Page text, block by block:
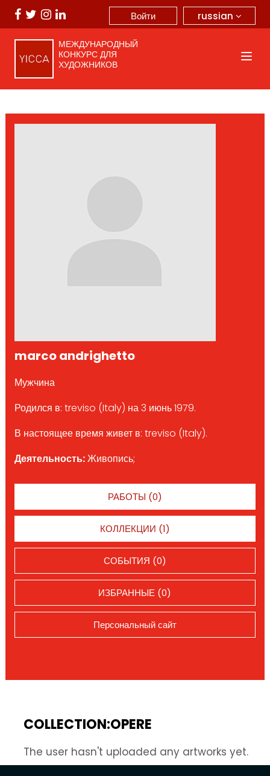
russian
Войти
МЕЖДУНАРОДНЫЙ
КОНКУРС ДЛЯ
ХУДОЖНИКОВ
marco andrighetto
Мужчина
Родился в: treviso (Italy) на 3 июнь 1979.
В настоящее время живет в: treviso (Italy).
Деятельность:Живопись;
РАБОТЫ (0)
КОЛЛЕКЦИИ (1)
СОБЫТИЯ (0)
ИЗБРАННЫЕ (0)
Персональный сайт
COLLECTION:OPERE
The user hasn't uploaded any artworks yet.